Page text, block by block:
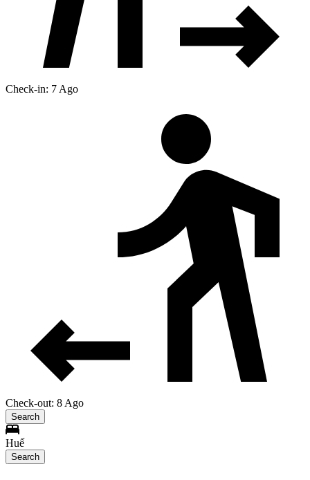
Check-in: 7 Ago
Check-out: 8 Ago
Search
Huế
Search